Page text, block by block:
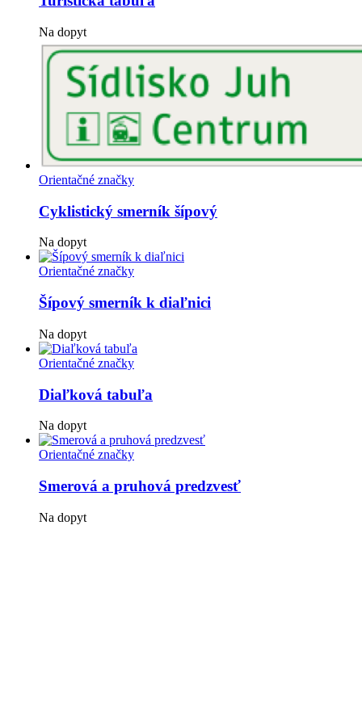
Na dopyt
Orientačné značky
Cyklistický smerník šípový
Na dopyt
Orientačné značky
Šípový smerník k diaľnici
Na dopyt
Orientačné značky
Diaľková tabuľa
Na dopyt
Orientačné značky
Smerová a pruhová predzvesť
Na dopyt